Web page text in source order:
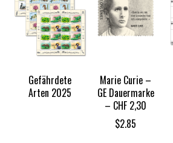
Gefährdete
Arten 2025
Marie Curie –
GE Dauermarke
– CHF 2,30
$2.85